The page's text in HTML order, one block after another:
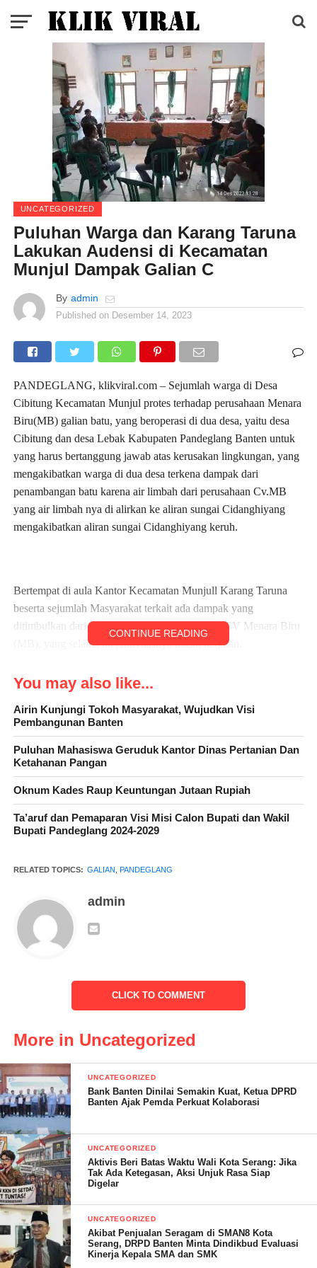
UNCATEGORIZED
Puluhan Warga dan Karang Taruna
Lakukan Audensi di Kecamatan
Munjul Dampak Galian C
By admin
Published on Desember 14, 2023
PANDEGLANG, klikviral.com – Sejumlah warga di Desa
Cibitung Kecamatan Munjul protes terhadap perusahaan Menara
Biru(MB) galian batu, yang beroperasi di dua desa, yaitu desa
Cibitung dan desa Lebak Kabupaten Pandeglang Banten untuk
yang harus bertanggung jawab atas kerusakan lingkungan, yang
mengakibatkan warga di dua desa terkena dampak dari
penambangan batu karena air limbah dari perusahaan Cv.MB
yang air limbah nya di alirkan ke aliran sungai Cidanghiyang
mengakibatkan aliran sungai Cidanghiyang keruh.
Bertempat di aula Kantor Kecamatan Munjull Karang Taruna
beserta sejumlah Masyarakat terkait ada dampak yang
ditimbulkan dari Perusahaan Galian Batu yaitu CV Menara Biru
(MB), yang selama ini Aktivitasnya masih berjalan.
Audiensi ini dihadiri oleh pihak Muspika Kecamatan Munjul,
Pihak Perusahaan Cv. MB juga dari Dinas Lingkungan Hidup
Usai Lakukan Audiensi, didepan Kantor Kecamatan Munjul,
Ketua Karang Taruna Kholid ketika diwawancara
pihak perusahaan Cv MB, yang cendrung mengungkapkan
pembenaran saja, dan juga penyampaian pihak LH yang
disampaikannya mengenai dampak Lingkungan, kurang
mengena juga tidak dipahami oleh Masyarakat terdampak.
“Ketika Audiensi tadi kami dari pihak Karang Taruna termasuk
warga terdampak merasa tidak puas, karena Perusahaan Cv MB
Dinas LH Kabupaten penyampaiannya terlalu jauh, sehingga
bukan persoalan malah kurang dipahami,” terang Kholid pada
kamis (14-12-2023)
Lanjut kholid menyampaikan bahwa kalau persoalan tuntutan
CONTINUE READING
You may also like...
Airin Kunjungi Tokoh Masyarakat, Wujudkan Visi
Pembangunan Banten
Puluhan Mahasiswa Geruduk Kantor Dinas Pertanian Dan
Ketahanan Pangan
Oknum Kades Raup Keuntungan Jutaan Rupiah
Ta’aruf dan Pemaparan Visi Misi Calon Bupati dan Wakil
Bupati Pandeglang 2024-2029
RELATED TOPICS: GALIAN PANDEGLANG
admin
CLICK TO COMMENT
More in Uncategorized
UNCATEGORIZED
Bank Banten Dinilai Semakin Kuat, Ketua DPRD
Banten Ajak Pemda Perkuat Kolaborasi
UNCATEGORIZED
Aktivis Beri Batas Waktu Wali Kota Serang: Jika
Tak Ada Ketegasan, Aksi Unjuk Rasa Siap
Digelar
UNCATEGORIZED
Akibat Penjualan Seragam di SMAN8 Kota
Serang, DRPD Banten Minta Dindikbud Evaluasi
Kinerja Kepala SMA dan SMK